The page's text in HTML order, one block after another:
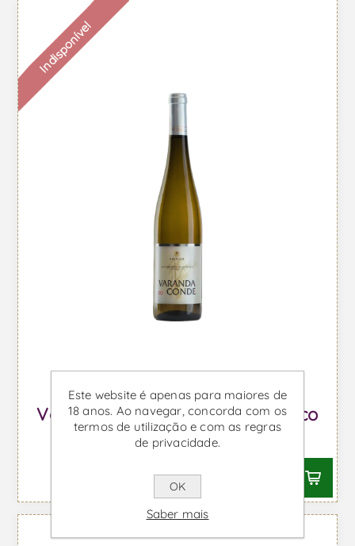
Indisponível
Varanda do Conde - Vinho Branco
Desde €5,12 IVA incl.
Este website é apenas para maiores de
18 anos. Ao navegar, concorda com os
termos de utilização e com as regras
de privacidade.
OK
Saber mais